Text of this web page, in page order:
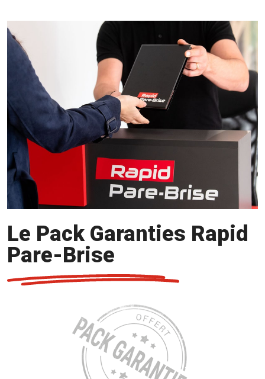
Le Pack Garanties Rapid
Pare-Brise